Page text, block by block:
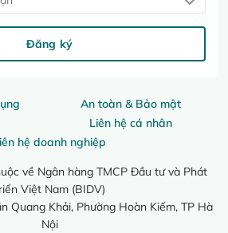
An toàn & Bảo mật
Liên hệ cá nhân
hệ doanh nghiệp
về Ngân hàng TMCP Đầu tư và Phát
Việt Nam (BIDV)
Quang Khải, Phường Hoàn Kiếm, TP Hà
Nội
Đăng ký